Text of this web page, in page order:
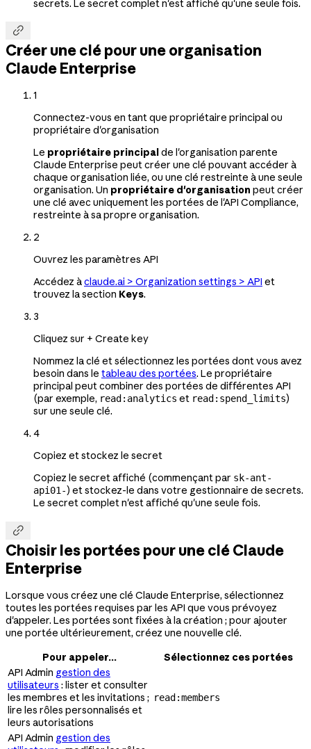
secrets. Le secret complet n'est affiché qu'une seule fois.

Créer une clé pour une organisation
Claude Enterprise
1
Connectez-vous en tant que propriétaire principal ou
propriétaire d'organisation
Le propriétaire principal de l'organisation parente
Claude Enterprise peut créer une clé pouvant accéder à
chaque organisation liée, ou une clé restreinte à une seule
organisation. Un propriétaire d'organisation peut créer
une clé avec uniquement les portées de l'API Compliance,
restreinte à sa propre organisation.
2
Ouvrez les paramètres API
Accédez àclaude.ai > Organization settings > API et
trouvez la section Keys.
3
Cliquez sur + Create key
Nommez la clé et sélectionnez les portées dont vous avez
besoin dans le tableau des portées. Le propriétaire
principal peut combiner des portées de différentes API
(par exemple, read:analytics et read:spend_limits)
sur une seule clé.
4
Copiez et stockez le secret
Copiez le secret affiché (commençant par sk-ant-
api01-) et stockez-le dans votre gestionnaire de secrets.
Le secret complet n'est affiché qu'une seule fois.

Choisir les portées pour une clé Claude
Enterprise
Lorsque vous créez une clé Claude Enterprise, sélectionnez
toutes les portées requises par les API que vous prévoyez
d'appeler. Les portées sont fixées à la création ; pour ajouter
une portée ultérieurement, créez une nouvelle clé.
Pour appeler...
Sélectionnez ces portées
API Admin gestion des
utilisateurs : lister et consulter
les membres et les invitations ;
lire les rôles personnalisés et
leurs autorisations
read:members
API Admin gestion des